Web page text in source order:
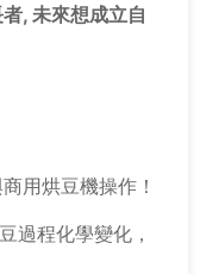
, 未來想成立自
用烘豆機操作！
過程化學變化，